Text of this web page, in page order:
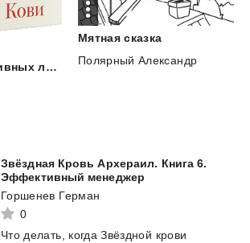
высокоэффективных людей. Мощные инструменты развития личности
Мятная сказка
Полярный Александр
Звёздная Кровь Архераил. Книга 6.
Эффективный менеджер
Горшенев Герман
0
Что делать, когда Звёздной крови